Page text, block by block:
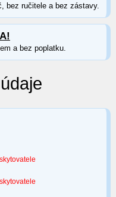
bez ručitele a bez zástavy.
a bez poplatku.